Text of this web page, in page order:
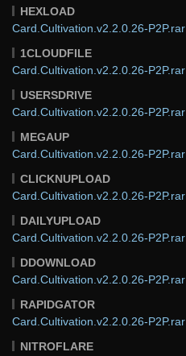
HEXLOAD
Card.Cultivation.v2.2.0.26-P2P.rar
1CLOUDFILE
Card.Cultivation.v2.2.0.26-P2P.rar
USERSDRIVE
Card.Cultivation.v2.2.0.26-P2P.rar
MEGAUP
Card.Cultivation.v2.2.0.26-P2P.rar
CLICKNUPLOAD
Card.Cultivation.v2.2.0.26-P2P.rar
DAILYUPLOAD
Card.Cultivation.v2.2.0.26-P2P.rar
DDOWNLOAD
Card.Cultivation.v2.2.0.26-P2P.rar
RAPIDGATOR
Card.Cultivation.v2.2.0.26-P2P.rar
NITROFLARE